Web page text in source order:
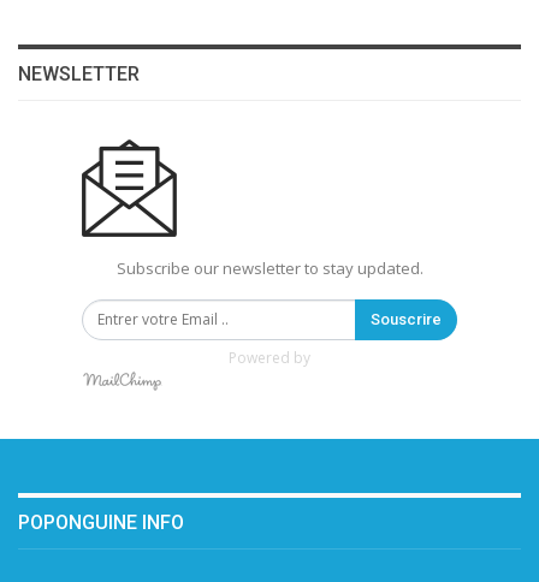
NEWSLETTER
Subscribe our newsletter to stay updated.
Souscrire
Powered by
POPONGUINE INFO